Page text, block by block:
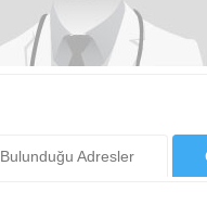
Bulunduğu Adresler